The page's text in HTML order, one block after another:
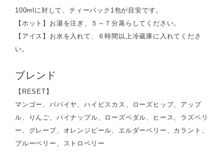
100mlに対して、ティーパック1包が目安です。
【ホット】お湯を注ぎ、５～７分蒸らしてください。
【アイス】お水を入れて、６時間以上冷蔵庫に入れてくださ
い。
ブレンド
【RESET】
マンゴー、パパイヤ、ハイビスカス、ローズヒップ、アップ
ル、りんご、パイナップル、ローズペダル、ヒース、ラズベリ
ー、グレープ、オレンジピール、エルダーベリー、カラント、
ブルーベリー、ストロベリー